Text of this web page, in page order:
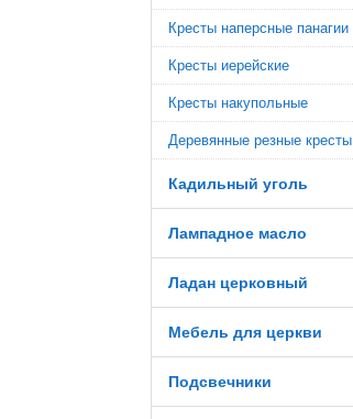
Кресты наперсные панагии
Кресты иерейские
Кресты накупольные
Деревянные резные кресты
Кадильный уголь
Лампадное масло
Ладан церковный
Мебель для церкви
Подсвечники